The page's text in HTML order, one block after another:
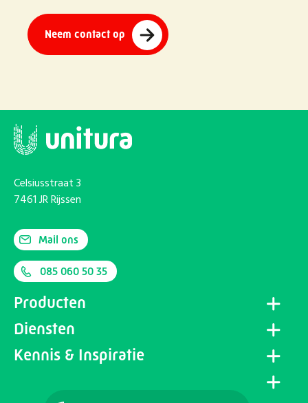
Neem contact op
Celsiusstraat 3
7461 JR Rijssen
Mail ons
085 060 50 35
Producten
Diensten
Kennis & Inspiratie